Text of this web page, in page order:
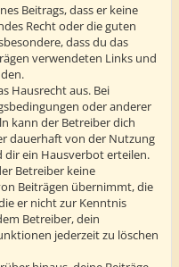
Beitrags, dass er keine
Recht oder die guten
dass du das
verwendeten Links und
Hausrecht aus. Bei
oder anderer
kann der Betreiber dich
dauerhaft von der Nutzung
dir ein Hausverbot erteilen.
Betreiber keine
Beiträgen übernimmt, die
er nicht zur Kenntnis
Betreiber, dein
jederzeit zu löschen